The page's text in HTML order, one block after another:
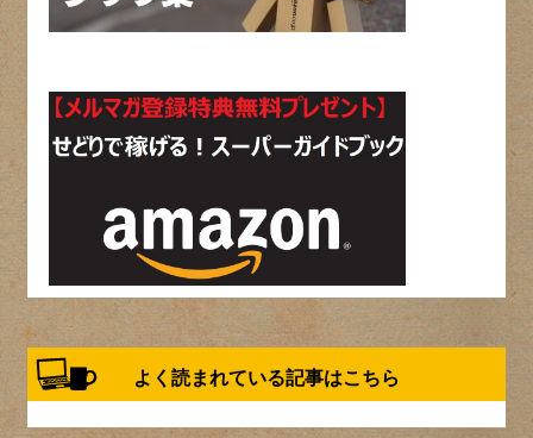
よく読まれている記事はこちら